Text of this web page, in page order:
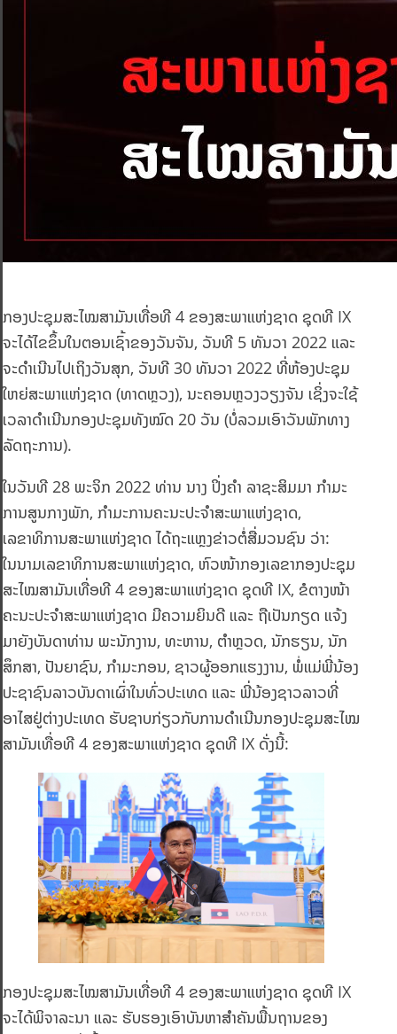
ກອງປະຊຸມສະໄໝສາມັນເທື່ອທີ 4 ຂອງສະພາແຫ່ງຊາດ ຊຸດທີ IX
ຈະໄດ້ໄຂຂຶ້ນໃນຕອນເຊົ້າຂອງວັນຈັນ, ວັນທີ 5 ທັນວາ 2022 ແລະ
ຈະດໍາເນີນໄປເຖິງວັນສຸກ, ວັນທີ 30 ທັນວາ 2022 ທີ່ຫ້ອງປະຊຸມ
ໃຫຍ່ສະພາແຫ່ງຊາດ (ທາດຫຼວງ), ນະຄອນຫຼວງວຽງຈັນ ເຊິ່ງຈະໃຊ້
ເວລາດໍາເນີນກອງປະຊຸມທັງໝົດ 20 ວັນ (ບໍ່ລວມເອົາວັນພັກທາງ
ລັດຖະການ).
ໃນວັນທີ 28 ພະຈິກ 2022 ທ່ານ ນາງ ປິ່ງຄໍາ ລາຊະສິມມາ ກໍາມະ
ການສູນກາງພັກ, ກໍາມະການຄະນະປະຈໍາສະພາແຫ່ງຊາດ,
ເລຂາທິການສະພາແຫ່ງຊາດ ໄດ້ຖະແຫຼງຂ່າວຕໍ່ສື່ມວນຊົນ ວ່າ:
ໃນນາມເລຂາທິການສະພາແຫ່ງຊາດ, ຫົວໜ້າກອງເລຂາກອງປະຊຸມ
ສະໄໝສາມັນເທື່ອທີ 4 ຂອງສະພາແຫ່ງຊາດ ຊຸດທີ IX, ຂໍຕາງໜ້າ
ຄະນະປະຈຳສະພາແຫ່ງຊາດ ມີຄວາມຍິນດີ ແລະ ຖືເປັນກຽດ ແຈ້ງ
ມາຍັງບັນດາທ່ານ ພະນັກງານ, ທະຫານ, ຕຳຫຼວດ, ນັກຮຽນ, ນັກ
ສຶກສາ, ປັນຍາຊົນ, ກຳມະກອນ, ຊາວຜູ້ອອກແຮງງານ, ພໍ່ແມ່ພີ່ນ້ອງ
ປະຊາຊົນລາວບັນດາເຜົ່າໃນທົ່ວປະເທດ ແລະ ພີ່ນ້ອງຊາວລາວທີ່
ອາໄສຢູ່ຕ່າງປະເທດ ຮັບຊາບກ່ຽວກັບການດໍາເນີນກອງປະຊຸມສະໄໝ
ສາມັນເທື່ອທີ 4 ຂອງສະພາແຫ່ງຊາດ ຊຸດທີ IX ດັ່ງນີ້:
ກອງປະຊຸມສະໄໝສາມັນເທື່ອທີ 4 ຂອງສະພາແຫ່ງຊາດ ຊຸດທີ IX
ຈະໄດ້ພິຈາລະນາ ແລະ ຮັບຮອງເອົາບັນຫາສຳຄັນພື້ນຖານຂອງ